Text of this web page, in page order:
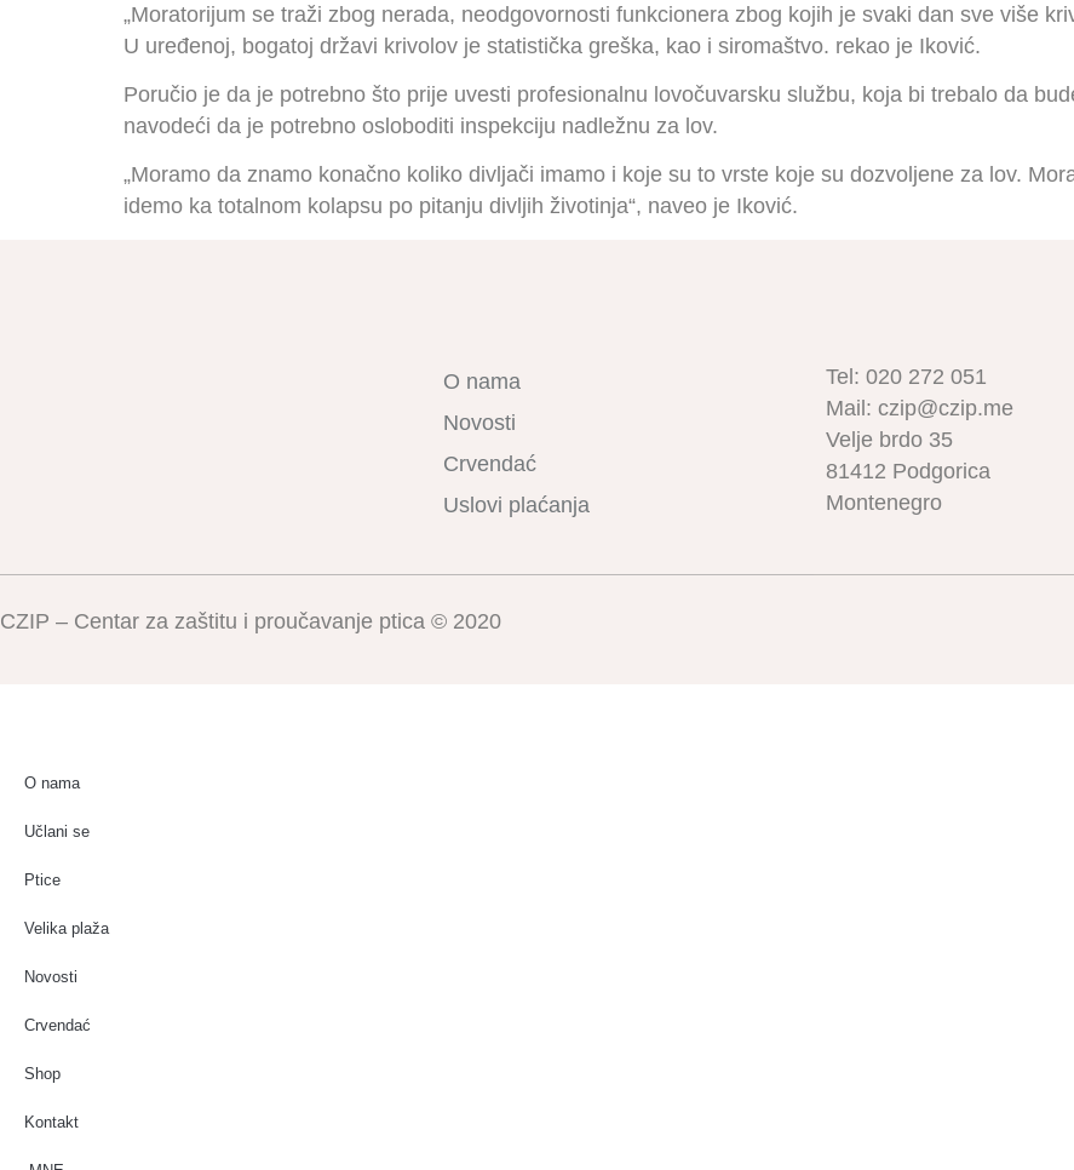
„Moratorijum se traži zbog nerada, neodgovornosti funkcionera zbog kojih je svaki dan sve više
U uređenoj, bogatoj državi krivolov je statistička greška, kao i siromaštvo. rekao je Iković.
Poručio je da je potrebno što prije uvesti profesionalnu lovočuvarsku službu, koja bi trebalo da
navodeći da je potrebno osloboditi inspekciju nadležnu za lov.
„Moramo da znamo konačno koliko divljači imamo i koje su to vrste koje su dozvoljene za lov.
idemo ka totalnom kolapsu po pitanju divljih životinja“, naveo je Iković.
O nama
Novosti
Crvendać
Uslovi plaćanja
Tel: 020 272 051
Mail: czip@czip.me
Velje brdo 35
81412 Podgorica
Montenegro
CZIP – Centar za zaštitu i proučavanje ptica © 2020
O nama
Učlani se
Ptice
Velika plaža
Novosti
Crvendać
Shop
Kontakt